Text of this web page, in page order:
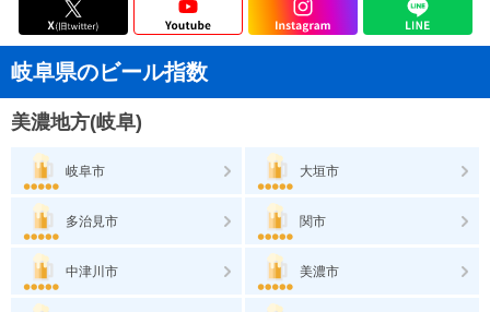
岐阜県のビール指数
美濃地方(岐阜)
岐阜市 大垣市
多治見市 関市
中津川市 美濃市